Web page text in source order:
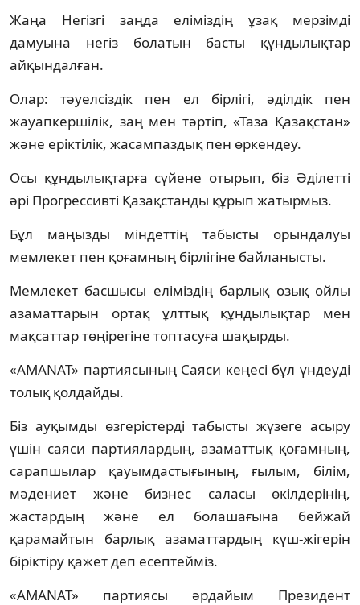
Жаңа Негізгі заңда еліміздің ұзақ мерзімді
дамуына негіз болатын басты құндылықтар
айқындалған.
Олар: тәуелсіздік пен ел бірлігі, әділдік пен
жауапкершілік, заң мен тәртіп, «Таза Қазақстан»
және еріктілік, жасампаздық пен өркендеу.
Осы құндылықтарға сүйене отырып, біз Әділетті
әрі Прогрессивті Қазақстанды құрып жатырмыз.
Бұл маңызды міндеттің табысты орындалуы
мемлекет пен қоғамның бірлігіне байланысты.
Мемлекет басшысы еліміздің барлық озық ойлы
азаматтарын ортақ ұлттық құндылықтар мен
мақсаттар төңірегіне топтасуға шақырды.
«AMANAT» партиясының Саяси кеңесі бұл үндеуді
толық қолдайды.
Біз ауқымды өзгерістерді табысты жүзеге асыру
үшін саяси партиялардың, азаматтық қоғамның,
сарапшылар қауымдастығының, ғылым, білім,
мәдениет және бизнес саласы өкілдерінің,
жастардың және ел болашағына бейжай
қарамайтын барлық азаматтардың күш-жігерін
біріктіру қажет деп есептейміз.
«AMANAT» партиясы әрдайым Президент